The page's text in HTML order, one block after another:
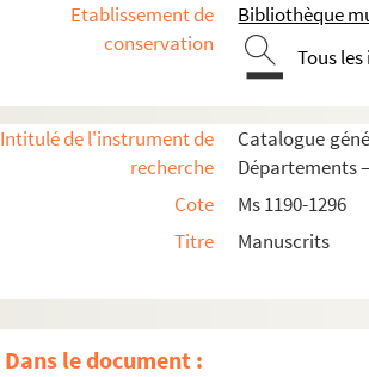
Etablissement de
conservation
Bibliothèque
Tous
Intitulé de l'instrument de
recherche
Catalogue
Départements
Cote
Ms 1190-1296
Titre
Manuscrits
Dans le document :